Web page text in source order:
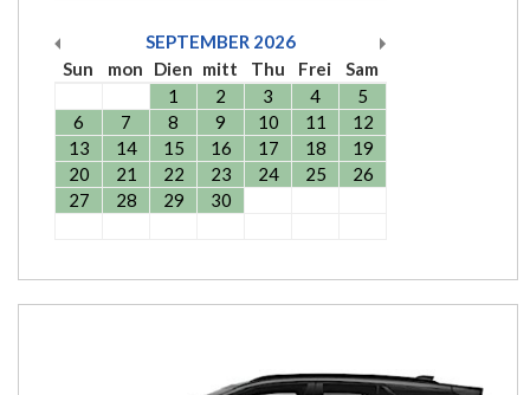
SEPTEMBER 2026
Sun
mon Dien mitt Thu Frei
Sam
1
2 3 4
5
6
7 8 9 10 11
12
13
14 15 16 17 18
19
20
21 22 23 24 25
26
27
28 29 30